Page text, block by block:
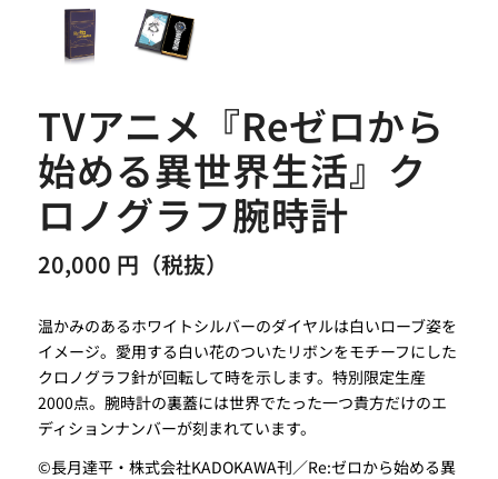
TVアニメ『Reゼロから
始める異世界生活』ク
ロノグラフ腕時計
20,000 円（税抜）
温かみのあるホワイトシルバーのダイヤルは白いローブ姿を
イメージ。愛用する白い花のついたリボンをモチーフにした
クロノグラフ針が回転して時を示します。特別限定生産
2000点。腕時計の裏蓋には世界でたった一つ貴方だけのエ
ディションナンバーが刻まれています。
©長月達平・株式会社KADOKAWA刊／Re:ゼロから始める異